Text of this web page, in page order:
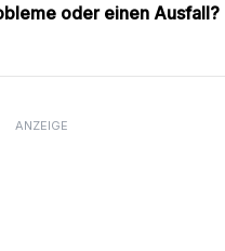
oder einen Ausfall?
ANZEIGE